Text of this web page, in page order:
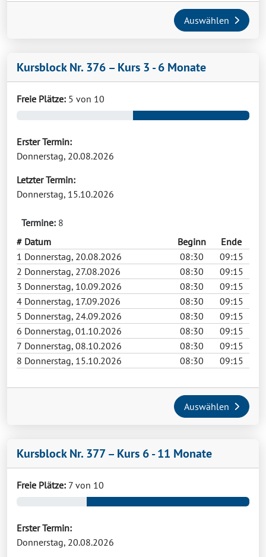
Auswählen
Kursblock Nr. 376 – Kurs 3 - 6 Monate
Freie Plätze: 5 von 10
Erster Termin:
Donnerstag, 20.08.2026
Letzter Termin:
Donnerstag, 15.10.2026
Termine: 8
# Datum Beginn
Ende
1 Donnerstag, 20.08.2026 08:30
09:15
2 Donnerstag, 27.08.2026 08:30
09:15
3 Donnerstag, 10.09.2026 08:30
09:15
4 Donnerstag, 17.09.2026 08:30
09:15
5 Donnerstag, 24.09.2026 08:30
09:15
6 Donnerstag, 01.10.2026 08:30
09:15
7 Donnerstag, 08.10.2026 08:30
09:15
8 Donnerstag, 15.10.2026 08:30 09:15
Auswählen
Kursblock Nr. 377 – Kurs 6 - 11 Monate
Freie Plätze: 7 von 10
Erster Termin:
Donnerstag, 20.08.2026